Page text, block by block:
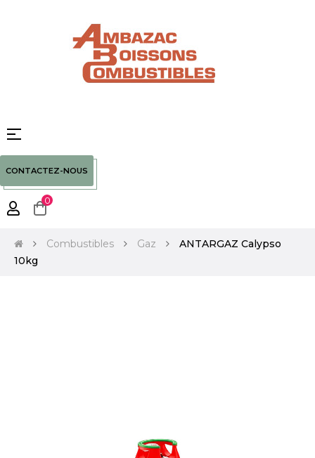
Basculer
☰
CONTACTEZ-NOUS
0
Combustibles Gaz
ANTARGAZ Calypso
10kg